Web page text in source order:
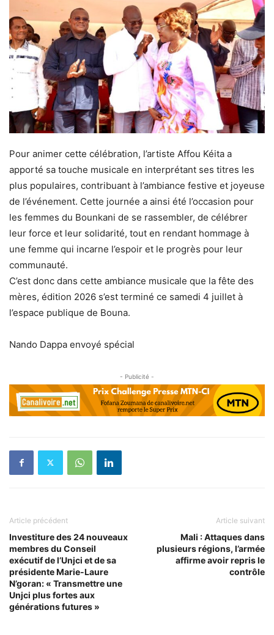
Pour animer cette célébration, l’artiste Affou Kéita a
apporté sa touche musicale en interprétant ses titres les
plus populaires, contribuant à l’ambiance festive et joyeuse
de l’événement. Cette journée a ainsi été l’occasion pour
les femmes du Bounkani de se rassembler, de célébrer
leur force et leur solidarité, tout en rendant hommage à
une femme qui incarne l’espoir et le progrès pour leur
communauté.
C’est donc dans cette ambiance musicale que la fête des
mères, édition 2026 s’est terminé ce samedi 4 juillet à
l’espace publique de Bouna.
Nando Dappa envoyé spécial
- Publicité -
Article précédent
Investiture des 24 nouveaux
membres du Conseil
exécutif de l’Unjci et de sa
présidente Marie-Laure
N’goran: « Transmettre une
Unjci plus fortes aux
générations futures »
Article suivant
Mali : Attaques dans
plusieurs régions, l’armée
affirme avoir repris le
contrôle